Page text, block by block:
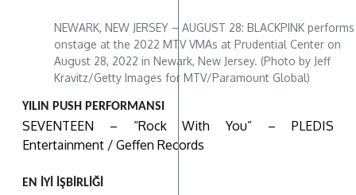
NEWARK, NEW JERSEY – AUGUST 28: BLACKPINK performs
onstage at the 2022 MTV VMAs at Prudential Center on
August 28, 2022 in Newark, New Jersey. (Photo by Jeff
Kravitz/Getty Images for MTV/Paramount Global)
YILIN PUSH PERFORMANSI
SEVENTEEN – “Rock With You” – PLEDIS
Entertainment / Geffen Records
EN İYİ İŞBİRLİĞİ